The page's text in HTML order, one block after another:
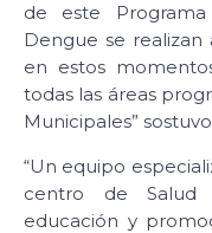
de este
Dengue se
en estos
todas las áreas
Municipales”
“Un equipo
centro de Salud
educación y